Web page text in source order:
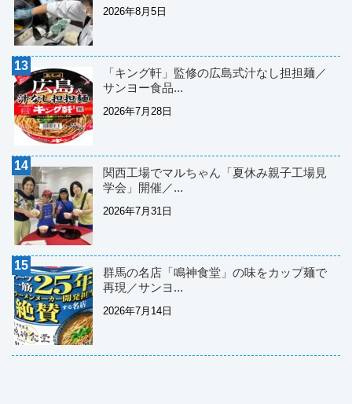
2026年8月5日
「キング軒」監修の広島式汁なし担担麺／
サンヨー食品...
2026年7月28日
関西工場でマルちゃん「夏休み親子工場見
学会」開催／...
2026年7月31日
群馬の名店「鳴神食堂」の味をカップ麺で
再現／サンヨ...
2026年7月14日